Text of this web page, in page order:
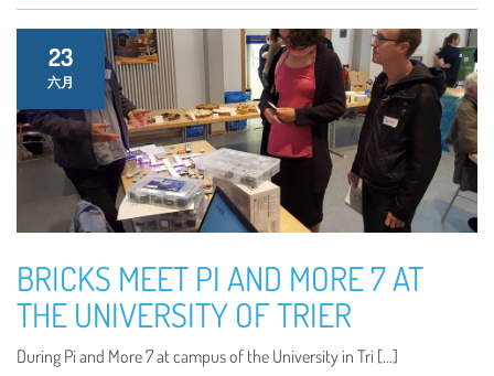
23
六月
BRICKS MEET PI AND MORE 7 AT
THE UNIVERSITY OF TRIER
During Pi and More 7 at campus of the University in Tri […]